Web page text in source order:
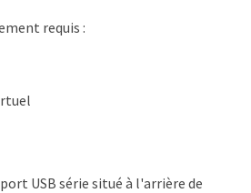
requis :
USB série situé à l'arrière de